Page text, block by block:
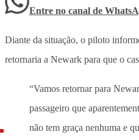
Entre no canal de
Diante da situação, o piloto
retornaria a Newark para que o
“Vamos retornar para
passageiro que
não tem graça nenhuma e